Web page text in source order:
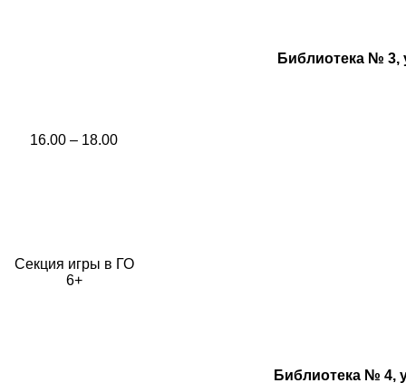
Библиотека № 3,
16.00 – 18.00
Секция игры в ГО
6+
Библиотека № 4,